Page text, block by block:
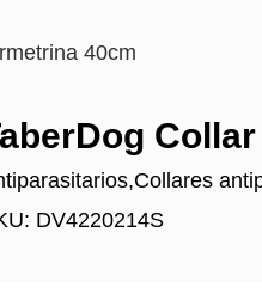
40cm
,Collares
DV4220214S